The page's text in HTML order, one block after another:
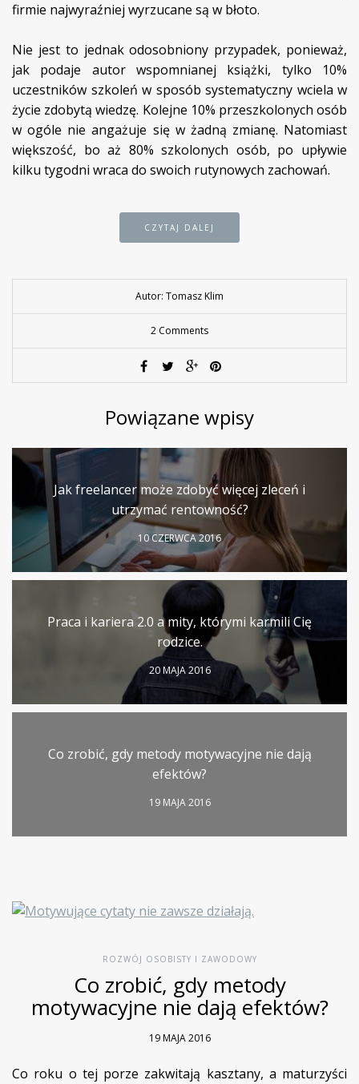
firmie najwyraźniej wyrzucane są w błoto.
Nie jest to jednak odosobniony przypadek, ponieważ,
jak podaje autor wspomnianej książki, tylko 10%
uczestników szkoleń w sposób systematyczny wciela w
życie zdobytą wiedzę. Kolejne 10% przeszkolonych osób
w ogóle nie angażuje się w żadną zmianę. Natomiast
większość, bo aż 80% szkolonych osób, po upływie
kilku tygodni wraca do swoich rutynowych zachowań.
CZYTAJ DALEJ
Autor: Tomasz Klim
2 Comments
Powiązane wpisy
Jak freelancer może zdobyć więcej zleceń i
utrzymać rentowność?
10 CZERWCA 2016
Praca i kariera 2.0 a mity, którymi karmili Cię
rodzice.
20 MAJA 2016
Co zrobić, gdy metody motywacyjne nie dają
efektów?
19 MAJA 2016
ROZWÓJ OSOBISTY I ZAWODOWY
Co zrobić, gdy metody
motywacyjne nie dają efektów?
19 MAJA 2016
Co roku o tej porze zakwitają kasztany, a maturzyści